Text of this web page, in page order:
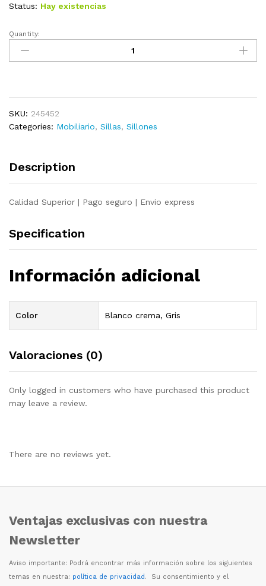
Status: Hay existencias
Sillón
tela
quantity
Quantity:
SKU: 245452
Categories: Mobiliario, Sillas, Sillones
Description
Calidad Superior | Pago seguro | Envio express
Specification
Información adicional
Color Blanco crema, Gris
Valoraciones (0)
Only logged in customers who have purchased this product
may leave a review.
There are no reviews yet.
Ventajas exclusivas con nuestra
Newsletter
Aviso importante: Podrá encontrar más información sobre los siguientes
temas en nuestra: política de privacidad. Su consentimiento y el